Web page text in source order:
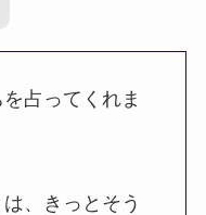
占ってくれま
、きっとそう